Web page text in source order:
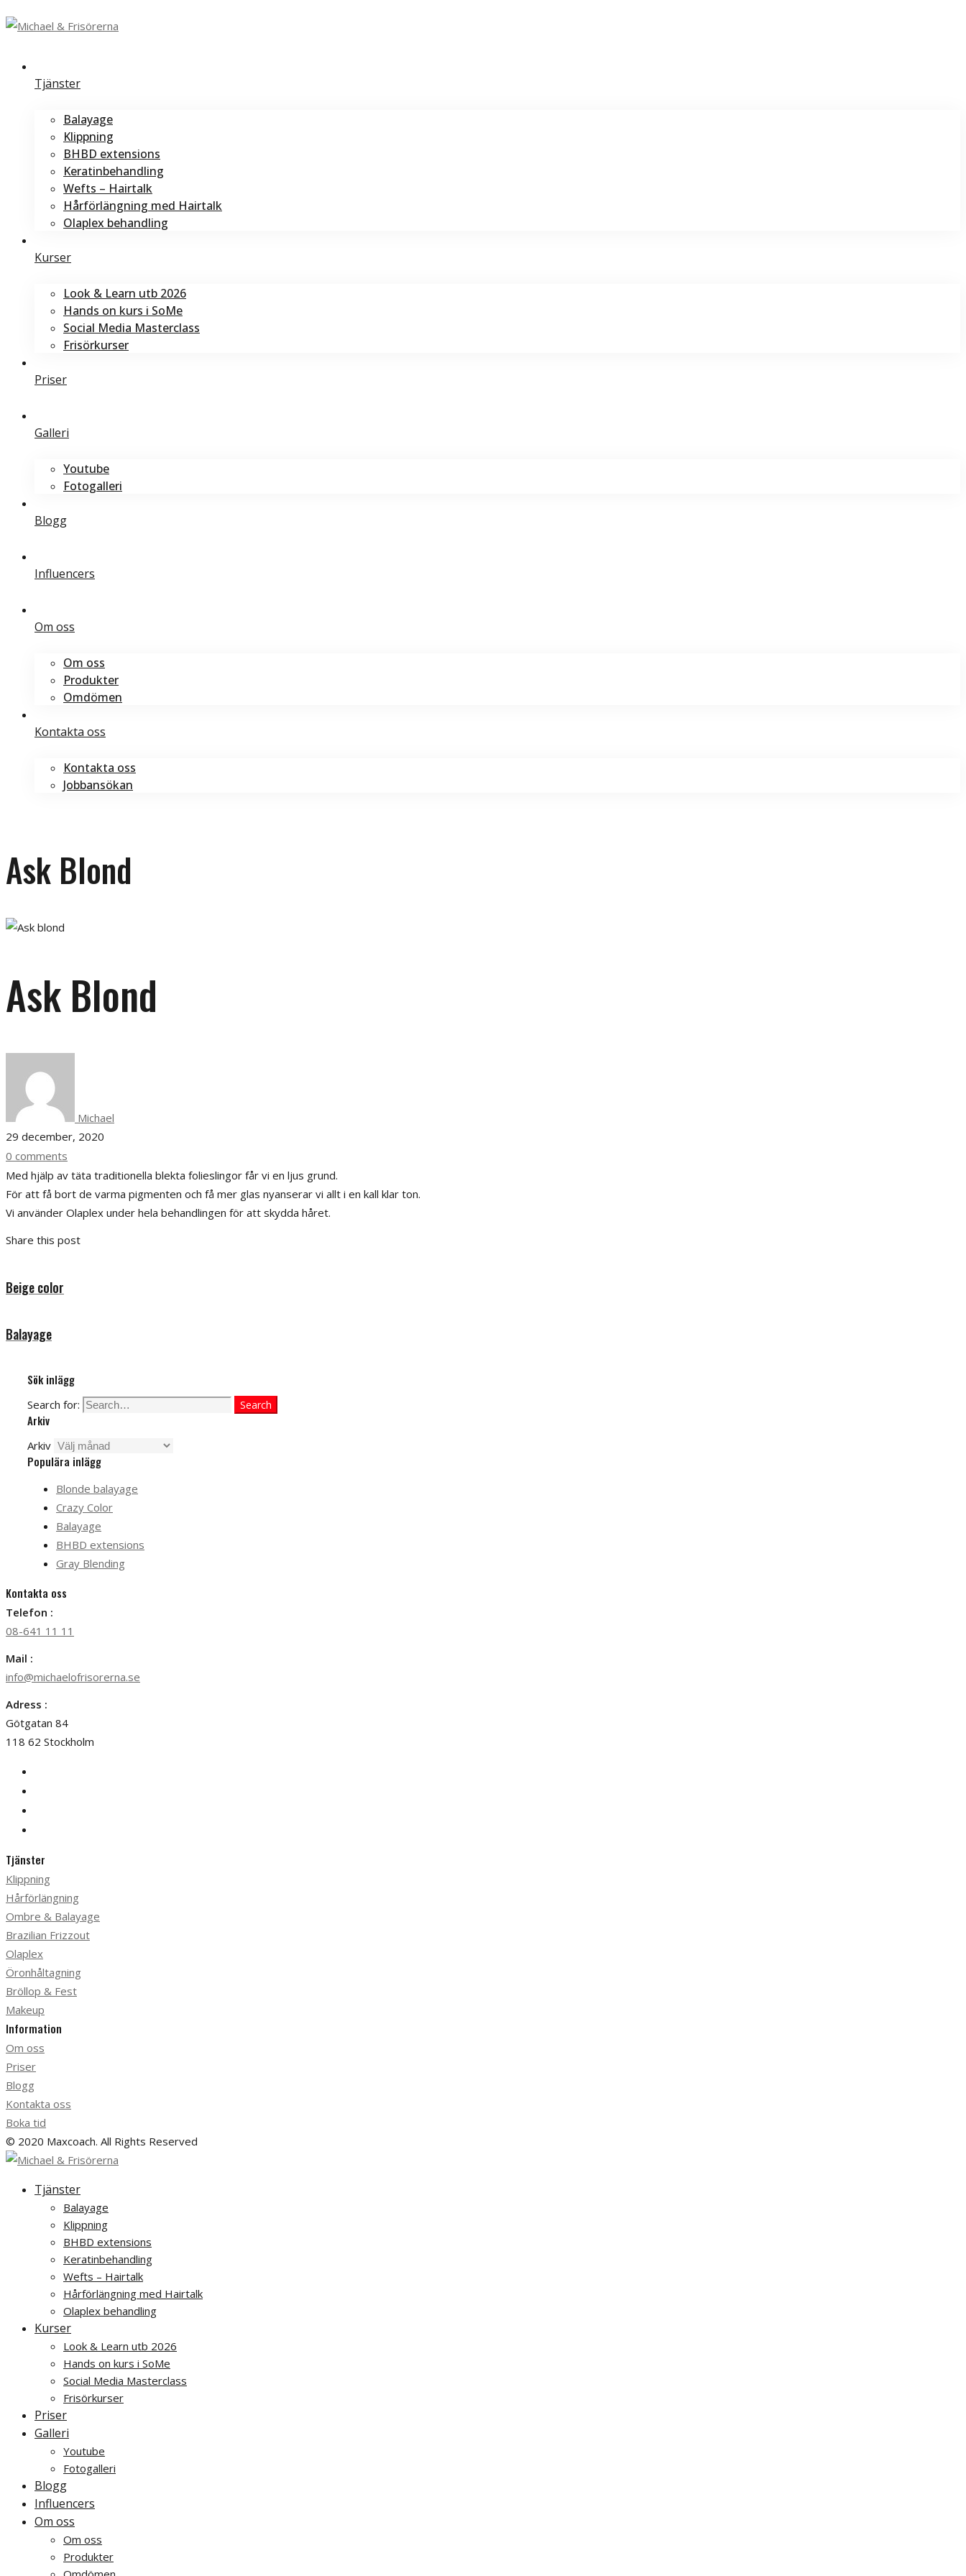
Tjänster
Balayage
Klippning
BHBD extensions
Keratinbehandling
Wefts – Hairtalk
Hårförlängning med Hairtalk
Olaplex behandling
Kurser
Look & Learn utb 2026
Hands on kurs i SoMe
Social Media Masterclass
Frisörkurser
Priser
Galleri
Youtube
Fotogalleri
Blogg
Influencers
Om oss
Om oss
Produkter
Omdömen
Kontakta oss
Kontakta oss
Jobbansökan
Ask Blond
Ask Blond
Michael
29 december, 2020
0 comments
Med hjälp av täta traditionella blekta folieslingor får vi en ljus grund.
För att få bort de varma pigmenten och få mer glas nyanserar vi allt i en kall klar ton.
Vi använder Olaplex under hela behandlingen för att skydda håret.
Share this post
Beige color
Balayage
Sök inlägg
Search for: Search
Arkiv
Arkiv
Populära inlägg
Blonde balayage
Crazy Color
Balayage
BHBD extensions
Gray Blending
Kontakta oss
Telefon :
08-641 11 11
Mail :
info@michaelofrisorerna.se
Adress :
Götgatan 84
118 62 Stockholm
Tjänster
Klippning
Hårförlängning
Ombre & Balayage
Brazilian Frizzout
Olaplex
Öronhåltagning
Bröllop & Fest
Makeup
Information
Om oss
Priser
Blogg
Kontakta oss
Boka tid
© 2020 Maxcoach. All Rights Reserved
Tjänster
Balayage
Klippning
BHBD extensions
Keratinbehandling
Wefts – Hairtalk
Hårförlängning med Hairtalk
Olaplex behandling
Kurser
Look & Learn utb 2026
Hands on kurs i SoMe
Social Media Masterclass
Frisörkurser
Priser
Galleri
Youtube
Fotogalleri
Blogg
Influencers
Om oss
Om oss
Produkter